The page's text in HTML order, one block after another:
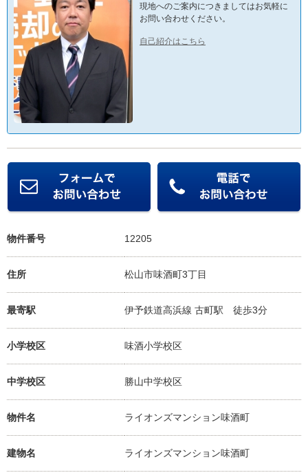
現地へのご案内につきましてはお気軽に
お問い合わせください。
自己紹介はこちら
物件番号 12205
住所 松山市味酒町3丁目
最寄駅 伊予鉄道高浜線 古町駅 徒歩3分
小学校区 味酒小学校区
中学校区 勝山中学校区
物件名 ライオンズマンション味酒町
建物名 ライオンズマンション味酒町